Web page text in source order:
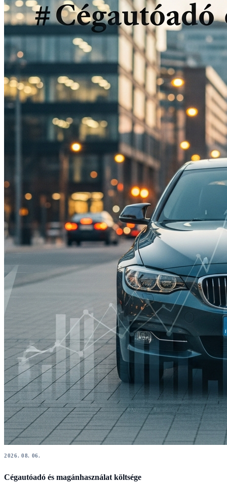
2026. 08. 06.
Cégautóadó és magánhasználat költsége